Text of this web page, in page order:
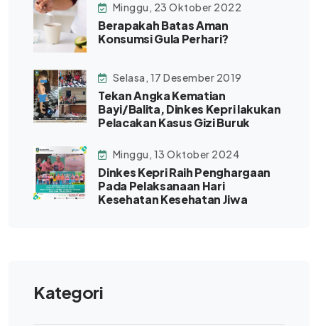
Minggu, 23 Oktober 2022
Berapakah Batas Aman
Konsumsi Gula Perhari?
Selasa, 17 Desember 2019
Tekan Angka Kematian
Bayi/Balita, Dinkes Kepri lakukan
Pelacakan Kasus Gizi Buruk
Minggu, 13 Oktober 2024
Dinkes Kepri Raih Penghargaan
Pada Pelaksanaan Hari
Kesehatan Kesehatan Jiwa
Kategori